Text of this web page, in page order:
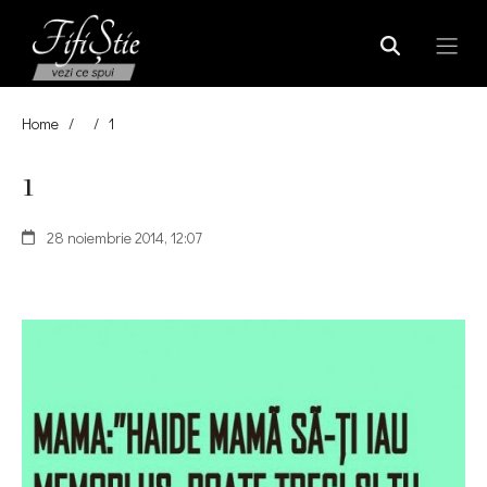
Home / / 1
1
28 noiembrie 2014, 12:07